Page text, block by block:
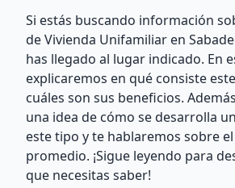
Si estás buscando información
de Vivienda Unifamiliar en
has llegado al lugar indicado. En
explicaremos en qué consiste
cuáles son sus beneficios.
una idea de cómo se desarrolla
este tipo y te hablaremos sobre
promedio. ¡Sigue leyendo para
que necesitas saber!